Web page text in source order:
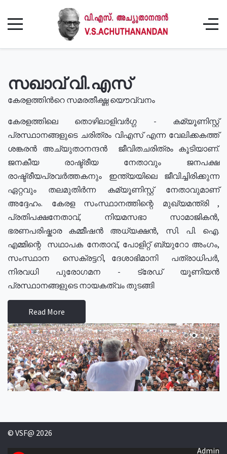
സഖാവ് വി.എസ്
കേരളത്തിൻറെ സമരതീക്ഷ്ണ യൌവ്വനം
കേരളത്തിലെ തൊഴിലാളിവർഗ്ഗ - കമ്യൂണിസ്റ്റ്
പ്രസ്ഥാനങ്ങളുടെ ചരിത്രം വിഎസ് എന്ന വേലിക്കകത്ത്
ശങ്കരൻ അച്യുതാനന്ദൻ ജീവിതചരിത്രം കൂടിയാണ്.
ജനകീയ രാഷ്ട്രീയ നേതാവും ജനപക്ഷ
രാഷ്ട്രീയപ്രവർത്തകനും ഇന്ത്യയിലെ ജീവിച്ചിരിക്കുന്ന
ഏറ്റവും തലമുതിർന്ന കമ്യൂണിസ്റ്റ് നേതാവുമാണ്
അദ്ദേഹം. കേരള സംസ്ഥാനത്തിന്റെ മുഖ്യമന്ത്രി ,
പ്രതിപക്ഷനേതാവ്, നിയമസഭാ സാമാജികൻ,
ഭരണപരിഷ്കാര കമ്മീഷൻ അധ്യക്ഷൻ, സി. പി. ഐ.
എമ്മിന്റെ സഥാപക നേതാവ്, പോളിറ്റ് ബ്യുറോ അംഗം,
സംസ്ഥാന സെക്രട്ടറി, ദേശാഭിമാനി പത്രാധിപർ,
നിരവധി പുരോഗമന - ട്രേഡ് യൂണിയൻ
പ്രസ്ഥാനങ്ങളുടെ നായകത്വം തുടങ്ങി
Read More
© VSF@ 2026
Admin